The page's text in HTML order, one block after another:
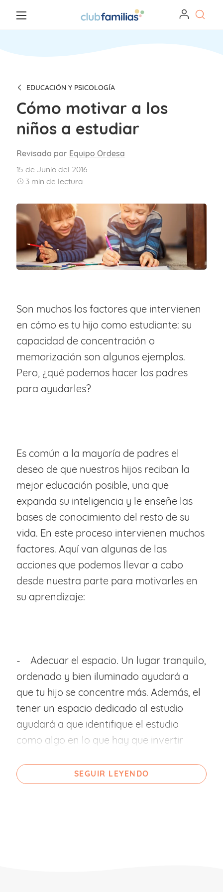
EDUCACIÓN Y PSICOLOGÍA
Cómo motivar a los
niños a estudiar
Revisado por Equipo Ordesa
15 de Junio del 2016
3min de lectura
Son muchos los factores que intervienen
en cómo es tu hijo como estudiante: su
capacidad de concentración o
memorización son algunos ejemplos.
Pero, ¿qué podemos hacer los padres
para ayudarles?
Es común a la mayoría de padres el
deseo de que nuestros hijos reciban la
mejor educación posible, una que
expanda su inteligencia y le enseñe las
bases de conocimiento del resto de su
vida. En este proceso intervienen muchos
factores. Aquí van algunas de las
acciones que podemos llevar a cabo
desde nuestra parte para motivarles en
su aprendizaje:
- Adecuar el espacio. Un lugar tranquilo,
ordenado y bien iluminado ayudará a
que tu hijo se concentre más. Además, el
tener un espacio dedicado al estudio
ayudará a que identifique el estudio
como algo en lo que hay que invertir
una silla y mesa adecuadas a su altura,
que le permitan estar sentado con la
SEGUIR LEYENDO